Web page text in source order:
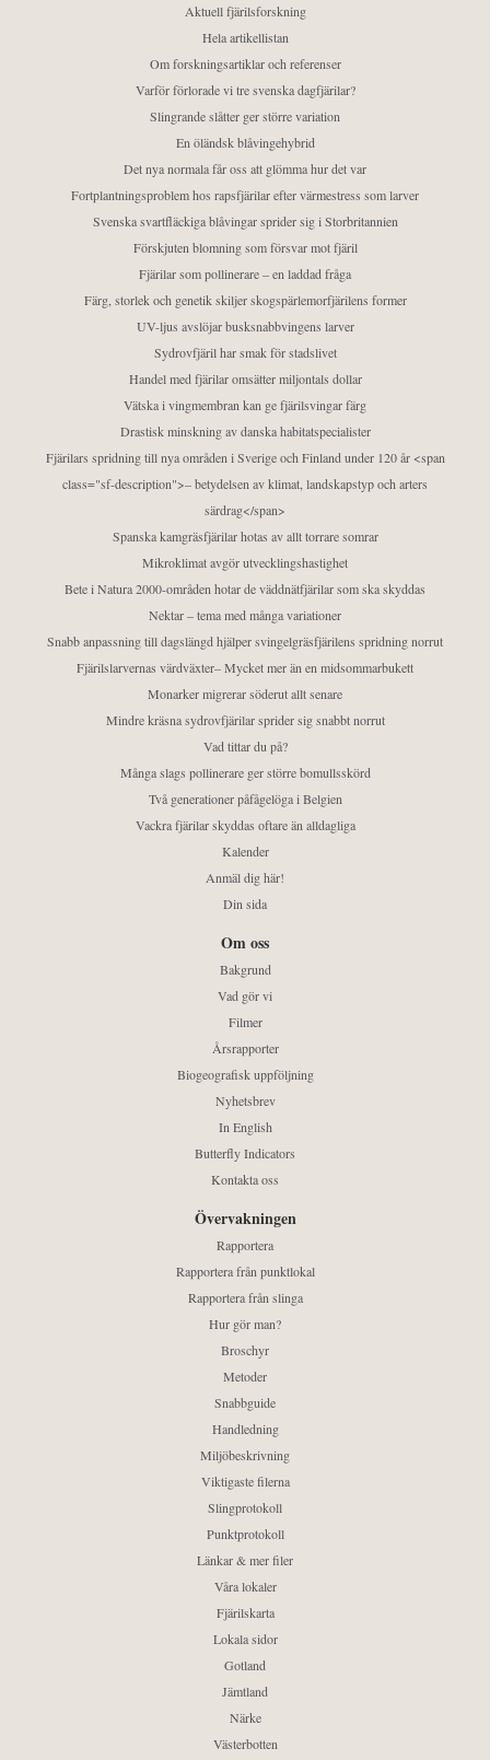
Aktuell fjärilsforskning
Hela artikellistan
Om forskningsartiklar och referenser
Varför förlorade vi tre svenska dagfjärilar?
Slingrande slåtter ger större variation
En öländsk blåvingehybrid
Det nya normala får oss att glömma hur det var
Fortplantningsproblem hos rapsfjärilar efter värmestress som larver
Svenska svartfläckiga blåvingar sprider sig i Storbritannien
Förskjuten blomning som försvar mot fjäril
Fjärilar som pollinerare – en laddad fråga
Färg, storlek och genetik skiljer skogspärlemorfjärilens former
UV-ljus avslöjar busksnabbvingens larver
Sydrovfjäril har smak för stadslivet
Handel med fjärilar omsätter miljontals dollar
Vätska i vingmembran kan ge fjärilsvingar färg
Drastisk minskning av danska habitatspecialister
Fjärilars spridning till nya områden i Sverige och Finland under 120 år <span
class="sf-description">– betydelsen av klimat, landskapstyp och arters
särdrag</span>
Spanska kamgräsfjärilar hotas av allt torrare somrar
Mikroklimat avgör utvecklingshastighet
Bete i Natura 2000-områden hotar de väddnätfjärilar som ska skyddas
Nektar – tema med många variationer
Snabb anpassning till dagslängd hjälper svingelgräsfjärilens spridning norrut
Fjärilslarvernas värdväxter– Mycket mer än en midsommarbukett
Monarker migrerar söderut allt senare
Mindre kräsna sydrovfjärilar sprider sig snabbt norrut
Vad tittar du på?
Många slags pollinerare ger större bomullsskörd
Två generationer påfågelöga i Belgien
Vackra fjärilar skyddas oftare än alldagliga
Kalender
Anmäl dig här!
Din sida
Om oss
Bakgrund
Vad gör vi
Filmer
Årsrapporter
Biogeografisk uppföljning
Nyhetsbrev
In English
Butterfly Indicators
Kontakta oss
Övervakningen
Rapportera
Rapportera från punktlokal
Rapportera från slinga
Hur gör man?
Broschyr
Metoder
Snabbguide
Handledning
Miljöbeskrivning
Viktigaste filerna
Slingprotokoll
Punktprotokoll
Länkar & mer filer
Våra lokaler
Fjärilskarta
Lokala sidor
Gotland
Jämtland
Närke
Västerbotten